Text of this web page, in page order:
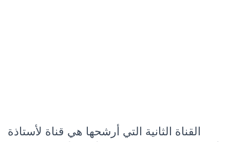
القناة الثانية التي أرشحها هي قناة لأستاذة